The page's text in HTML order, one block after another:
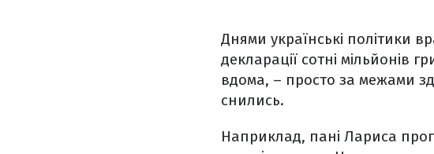
Днями українські політики
декларації сотні мільйонів
вдома, – просто за межами
снились.
Наприклад, пані Лариса